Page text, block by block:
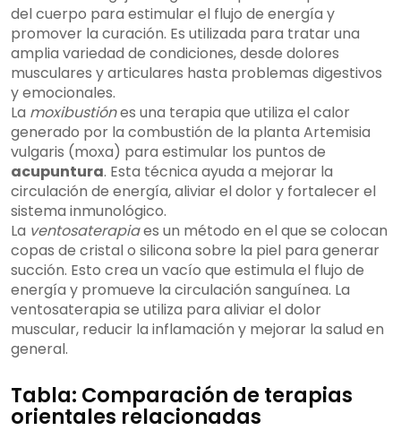
del cuerpo para estimular el flujo de energía y
promover la curación. Es utilizada para tratar una
amplia variedad de condiciones, desde dolores
musculares y articulares hasta problemas digestivos
y emocionales.
La moxibustiónes una terapia que utiliza el calor
generado por la combustión de la planta Artemisia
vulgaris (moxa) para estimular los puntos de
acupuntura. Esta técnica ayuda a mejorar la
circulación de energía, aliviar el dolor y fortalecer el
sistema inmunológico.
La ventosaterapiaes un método en el que se colocan
copas de cristal o silicona sobre la piel para generar
succión. Esto crea un vacío que estimula el flujo de
energía y promueve la circulación sanguínea. La
ventosaterapia se utiliza para aliviar el dolor
muscular, reducir la inflamación y mejorar la salud en
general.
Tabla: Comparación de terapias
orientales relacionadas